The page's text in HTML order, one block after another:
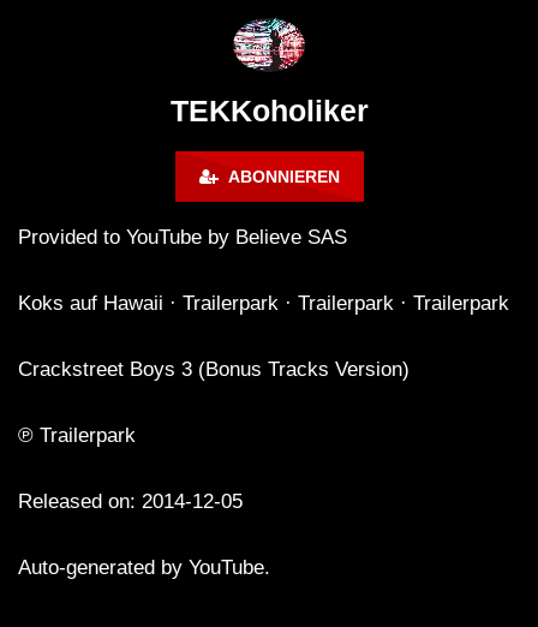
H4U | Minupren vs Craig Mortalis
@ altes Militärgelände
Halberstadt 06.07.13 [HQ]
!◇ [HARDTEKK]
TEKKoholiker
ABONNIEREN
Provided to YouTube by Believe SAS
Koks auf Hawaii · Trailerpark · Trailerpark · Trailerpark
Crackstreet Boys 3 (Bonus Tracks Version)
℗ Trailerpark
Released on: 2014-12-05
Auto-generated by YouTube.